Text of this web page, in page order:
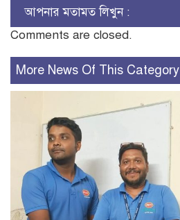
আপনার মতামত লিখুন :
Comments are closed.
More News Of This Category